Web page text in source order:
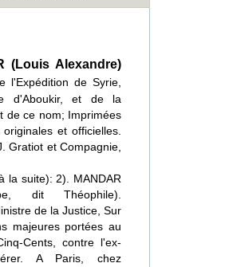
(Louis Alexandre)
l'Expédition de Syrie,
d'Aboukir, et de la
de ce nom; Imprimées
et officielles.
Gratiot et Compagnie,
la suite): 2). MANDAR
dit Théophile).
de la Justice, Sur
majeures portées au
Cents, contre l'ex-
A Paris, chez